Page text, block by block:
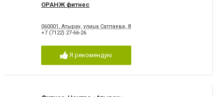
ОРАНЖ фитнес
060001, Атырау, улица Сатпаева, 8
+7 (7122) 27-66-26
Я рекомендую